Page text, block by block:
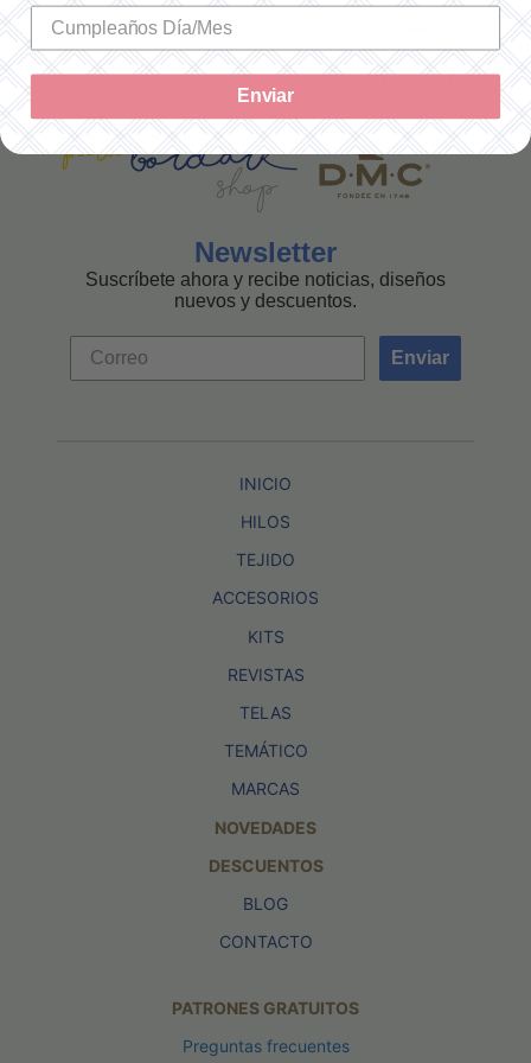
MEXICANA
Newsletter
Suscríbete ahora y recibe noticias, diseños
nuevos y descuentos.
Enviar
INICIO
HILOS
TEJIDO
ACCESORIOS
KITS
REVISTAS
TELAS
TEMÁTICO
MARCAS
NOVEDADES
DESCUENTOS
BLOG
CONTACTO
PATRONES GRATUITOS
Preguntas frecuentes
Enviar